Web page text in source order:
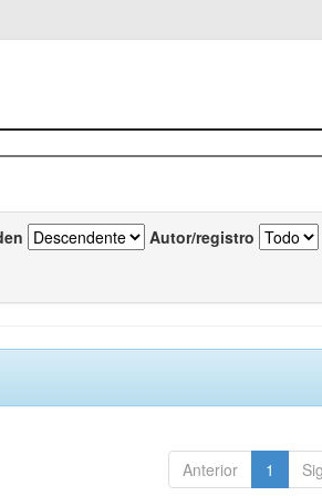
Autor/registro
Anterior 1